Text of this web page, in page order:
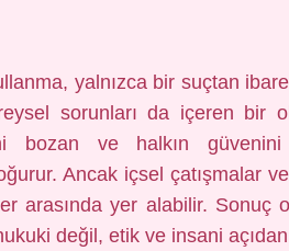
yalnızca bir suçtan
sorunları da içeren bir
bozan ve halkın
Ancak içsel çatışmalar
arasında yer alabilir. Sonuç
değil, etik ve insani